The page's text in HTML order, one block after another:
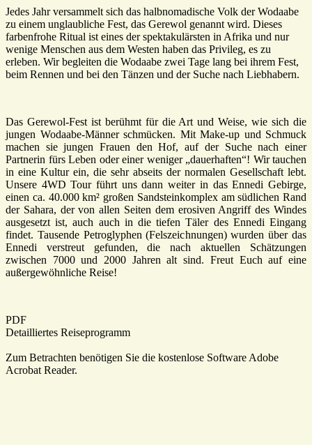
Jedes Jahr versammelt sich das halbnomadische Volk der Wodaabe
zu einem unglaubliche Fest, das Gerewol genannt wird. Dieses
farbenfrohe Ritual ist eines der spektakulärsten in Afrika und nur
wenige Menschen aus dem Westen haben das Privileg, es zu
erleben. Wir begleiten die Wodaabe zwei Tage lang bei ihrem Fest,
beim Rennen und bei den Tänzen und der Suche nach Liebhabern.
Das Gerewol-Fest ist berühmt für die Art und Weise, wie sich die
jungen Wodaabe-Männer schmücken. Mit Make-up und Schmuck
machen sie jungen Frauen den Hof, auf der Suche nach einer
Partnerin fürs Leben oder einer weniger „dauerhaften“! Wir tauchen
in eine Kultur ein, die sehr abseits der normalen Gesellschaft lebt.
Unsere 4WD Tour führt uns dann weiter in das Ennedi Gebirge,
einen ca. 40.000 km² großen Sandsteinkomplex am südlichen Rand
der Sahara, der von allen Seiten dem erosiven Angriff des Windes
ausgesetzt ist, auch auch in die tiefen Täler des Ennedi Eingang
findet. Tausende Petroglyphen (Felszeichnungen) wurden über das
Ennedi verstreut gefunden, die nach aktuellen Schätzungen
zwischen 7000 und 2000 Jahren alt sind. Freut Euch auf eine
außergewöhnliche Reise!
PDF
Detailliertes Reiseprogramm
Zum Betrachten benötigen Sie die kostenlose Software Adobe
Acrobat Reader.